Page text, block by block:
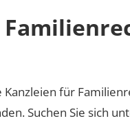
für
Suchen Sie sich